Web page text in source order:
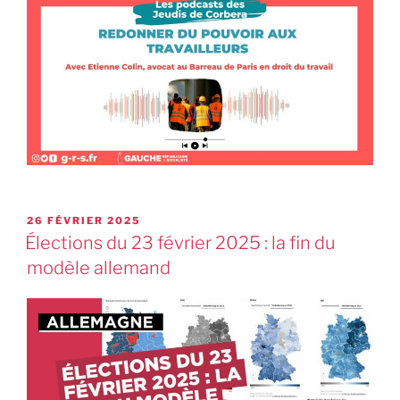
26 FÉVRIER 2025
Élections du 23 février 2025 : la fin du
modèle allemand